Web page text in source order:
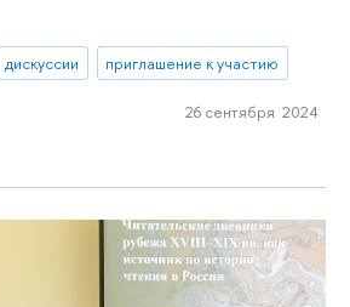
дискуссии приглашение к участию
26 сентября 2024